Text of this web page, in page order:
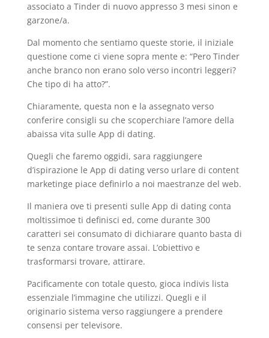
associato a Tinder di nuovo appresso 3 mesi sinon e
garzone/a.
Dal momento che sentiamo queste storie, il iniziale
questione come ci viene sopra mente e: “Pero Tinder
anche branco non erano solo verso incontri leggeri?
Che tipo di ha atto?”.
Chiaramente, questa non e la assegnato verso
conferire consigli su che scoperchiare l’amore della
abaissa vita sulle App di dating.
Quegli che faremo oggidi, sara raggiungere
d’ispirazione le App di dating verso urlare di content
marketinge piace definirlo a noi maestranze del web.
Il maniera ove ti presenti sulle App di dating conta
moltissimoe ti definisci ed, come durante 300
caratteri sei consumato di dichiarare quanto basta di
te senza contare trovare assai. L’obiettivo e
trasformarsi trovare, attirare.
Pacificamente con totale questo, gioca indivis lista
essenziale l’immagine che utilizzi. Quegli e il
originario sistema verso raggiungere a prendere
consensi per televisore.